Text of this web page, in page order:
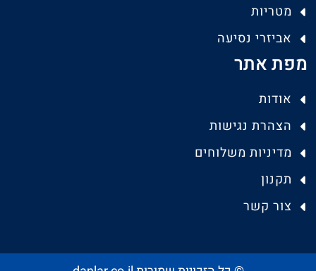
מטריות
אביזרי נסיעה
מפת אתר
אודות
הצהרת נגישות
מדיניות משלוחים
תקנון
צור קשר